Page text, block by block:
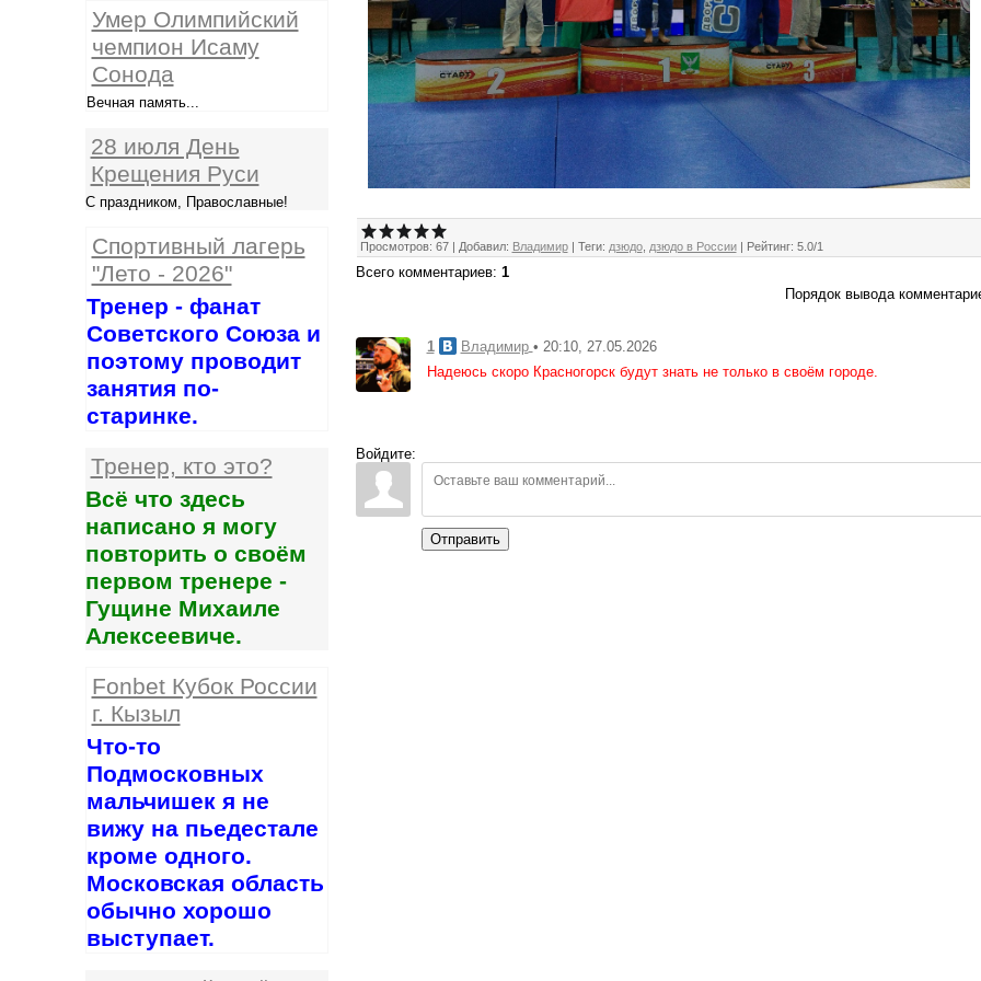
Умер Олимпийский
чемпион Исаму
Сонода
Вечная память...
28 июля День
Крещения Руси
С праздником, Православные!
Спортивный лагерь
"Лето - 2026"
Тренер - фанат
Советского Союза и
поэтому проводит
занятия по-
старинке.
Тренер, кто это?
Всё что здесь
написано я могу
повторить о своём
первом тренере -
Гущине Михаиле
Алексеевиче.
Fonbet Кубок России
г. Кызыл
Что-то
Подмосковных
мальчишек я не
вижу на пьедестале
кроме одного.
Московская область
обычно хорошо
выступает.
Просмотров: 67| Добавил: Владимир Теги: дзюдо, дзюдо в России Рейтинг: 5.0/1
Всего комментариев: 1
Порядок вывода
1 Владимир • 20:10, 27.05.2026
Надеюсь скоро Красногорск будут знать не только в своём городе.
Войдите:
Отправить